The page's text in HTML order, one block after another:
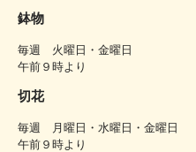
鉢物
毎週 火曜日・金曜日
午前９時より
切花
毎週 月曜日・水曜日・金曜日
午前９時より